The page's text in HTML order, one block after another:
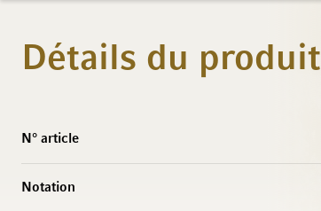
Détails du produit
N° article
Notation